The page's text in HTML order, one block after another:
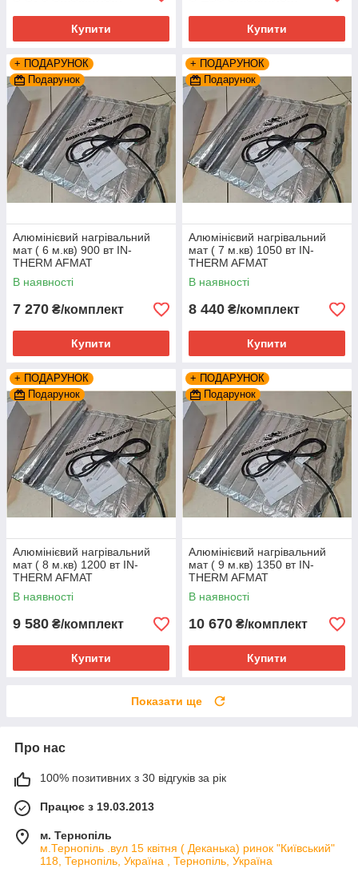
Купити Купити
+ ПОДАРУНОК
Подарунок
Алюмінієвий нагрівальний
мат ( 6 м.кв) 900 вт IN-
THERM AFMAT
В наявності
7 270 ₴/комплект
Купити
+ ПОДАРУНОК
Подарунок
Алюмінієвий нагрівальний
мат ( 7 м.кв) 1050 вт IN-
THERM AFMAT
В наявності
8 440 ₴/комплект
Купити
+ ПОДАРУНОК
Подарунок
Алюмінієвий нагрівальний
мат ( 8 м.кв) 1200 вт IN-
THERM AFMAT
В наявності
9 580 ₴/комплект
Купити
+ ПОДАРУНОК
Подарунок
Алюмінієвий нагрівальний
мат ( 9 м.кв) 1350 вт IN-
THERM AFMAT
В наявності
10 670 ₴/комплект
Купити
Показати ще
Про нас
100% позитивних з 30 відгуків за рік
Працює з 19.03.2013
м. Тернопіль
м.Тернопіль .вул 15 квітня ( Деканька) ринок "Київський"
118, Тернопіль, Україна , Тернопіль, Україна